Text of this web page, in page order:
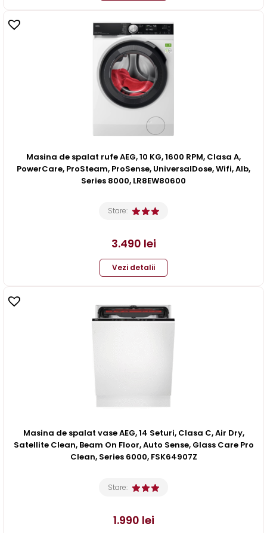
Masina de spalat rufe AEG, 10 KG, 1600 RPM, Clasa A,
PowerCare, ProSteam, ProSense, UniversalDose, Wifi, Alb,
Series 8000, LR8EW80600
Stare:
3.490 lei
Vezi detalii
Masina de spalat vase AEG, 14 Seturi, Clasa C, Air Dry,
Satellite Clean, Beam On Floor, Auto Sense, Glass Care Pro
Clean, Series 6000, FSK64907Z
Stare:
1.990 lei